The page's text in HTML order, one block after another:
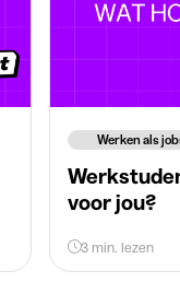
Werken als
voor jou?
3 min. lezen